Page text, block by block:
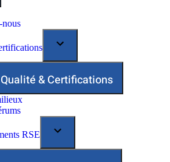
nous
Qualité & Certifications
RSE